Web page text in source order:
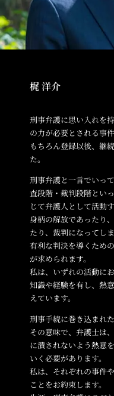
梶 洋介
刑事弁護に思い入れを
の力が必要とされる事
もちろん登録以後、継
た。
刑事弁護と一言でいっ
査段階・裁判段階とい
じて弁護人として活動
身柄の解放であったり
たり、裁判になってし
有利な判決を導くため
が求められます。
私は、いずれの活動に
知識や経験を有し、熱
えています。
刑事手続に巻き込まれ
その意味で、弁護士は
に潰されないよう熱意
いく必要があります。
私は、それぞれの事件
ことをお約束します。